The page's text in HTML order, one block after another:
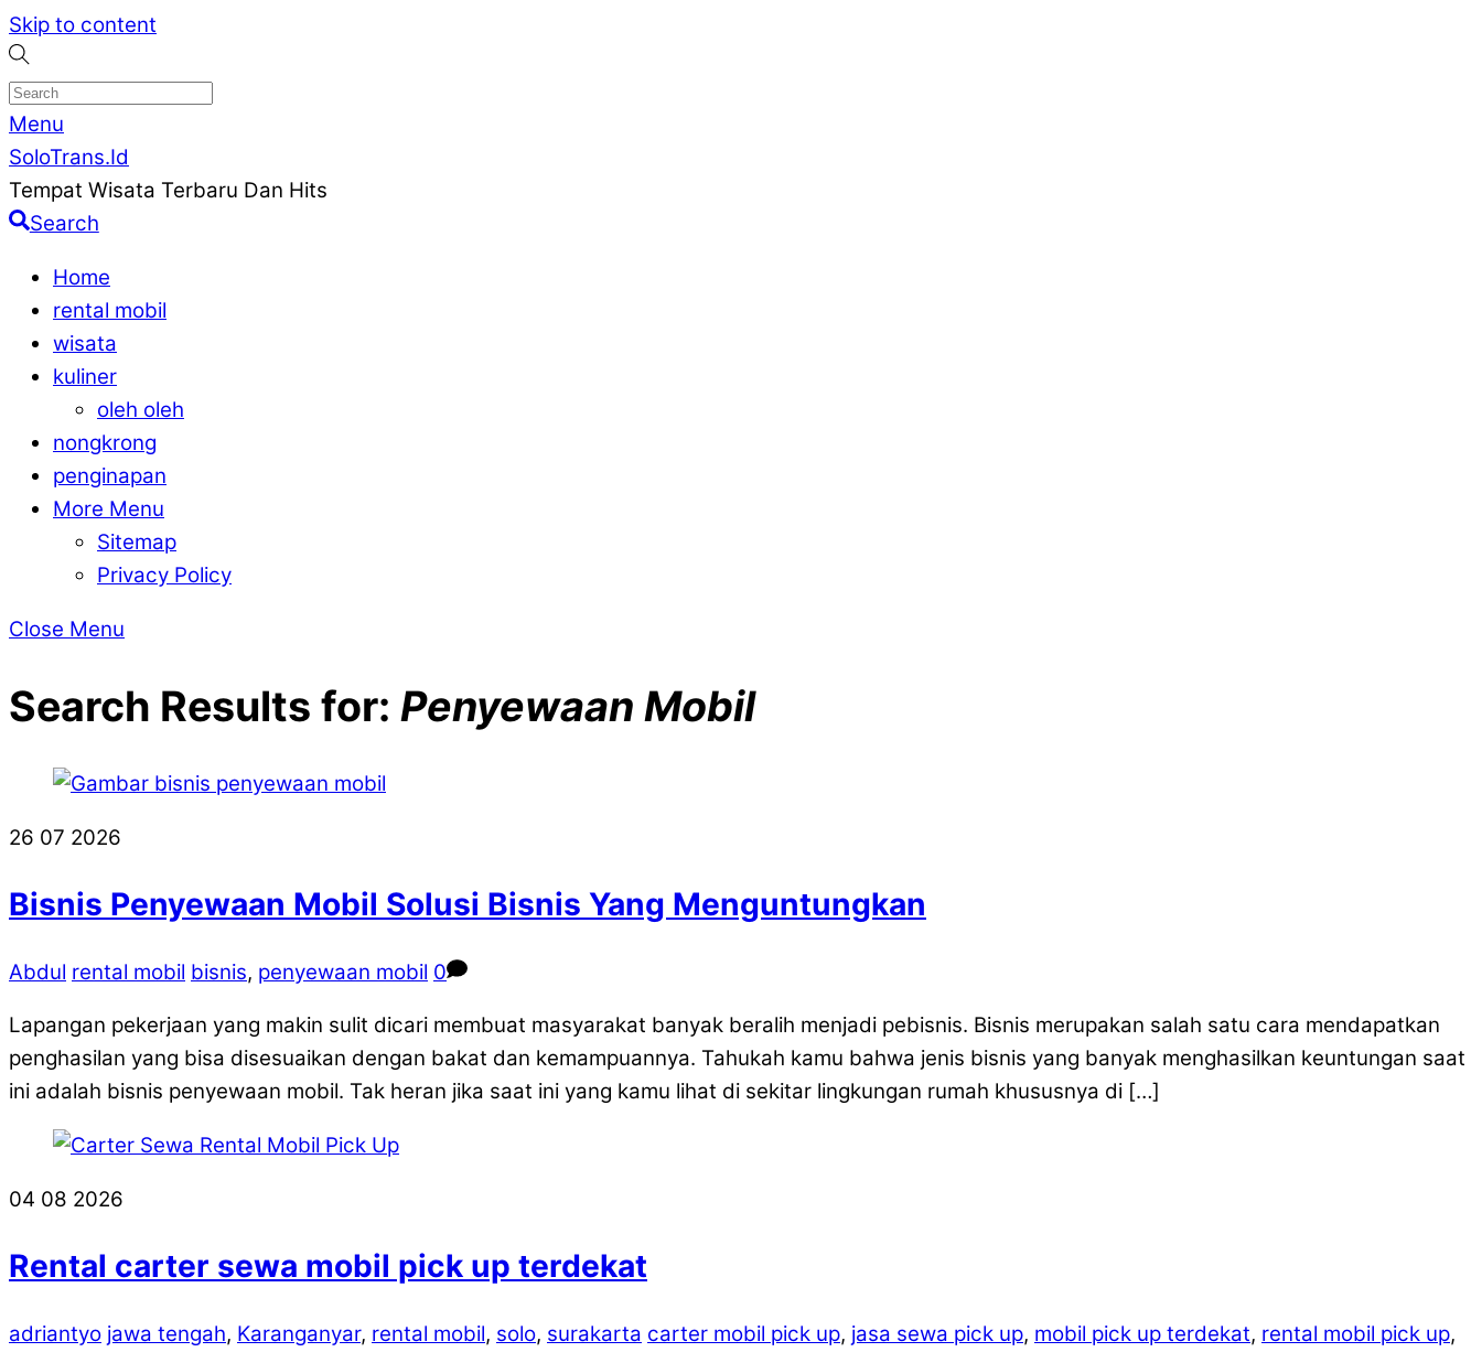
Skip to content
Menu
SoloTrans.Id
Tempat Wisata Terbaru Dan Hits
Search
Home
rental mobil
wisata
kuliner
oleh oleh
nongkrong
penginapan
More Menu
Sitemap
Privacy Policy
Close Menu
Search Results for: Penyewaan Mobil
26 07 2026
Bisnis Penyewaan Mobil Solusi Bisnis Yang Menguntungkan
Abdul rental mobil bisnis, penyewaan mobil 0
Lapangan pekerjaan yang makin sulit dicari membuat masyarakat banyak beralih menjadi pebisnis. Bisnis merupakan salah satu cara mendapatkan
penghasilan yang bisa disesuaikan dengan bakat dan kemampuannya. Tahukah kamu bahwa jenis bisnis yang banyak menghasilkan keuntungan saat
ini adalah bisnis penyewaan mobil. Tak heran jika saat ini yang kamu lihat di sekitar lingkungan rumah khususnya di […]
04 08 2026
Rental carter sewa mobil pick up terdekat
adriantyo jawa tengah, Karanganyar, rental mobil, solo, surakarta carter mobil pick up, jasa sewa pick up, mobil pick up terdekat, rental mobil pick up,